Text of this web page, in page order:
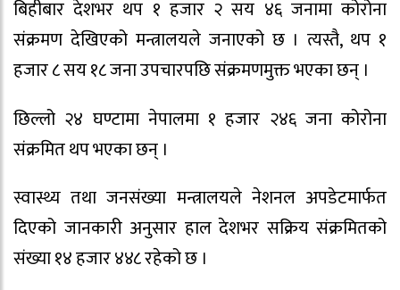
बिहीबार देशभर थप १ हजार २ सय ४६ जनामा कोरोना
संक्रमण देखिएको मन्त्रालयले जनाएको छ । त्यस्तै, थप १
हजार ८ सय १८ जना उपचारपछि संक्रमणमुक्त भएका छन् ।
छिल्लो २४ घण्टामा नेपालमा १ हजार २४६ जना कोरोना
संक्रमित थप भएका छन् ।
स्वास्थ्य तथा जनसंख्या मन्त्रालयले नेशनल अपडेटमार्फत
दिएको जानकारी अनुसार हाल देशभर सक्रिय संक्रमितको
संख्या १४ हजार ४४८ रहेको छ ।